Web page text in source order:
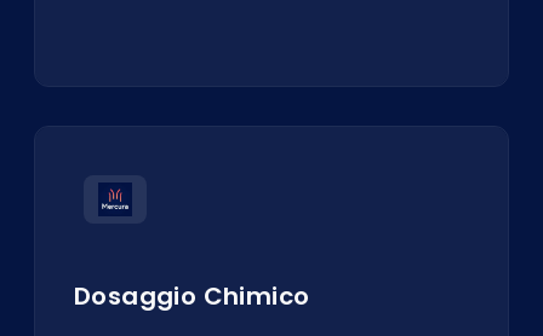
Dosaggio Chimico